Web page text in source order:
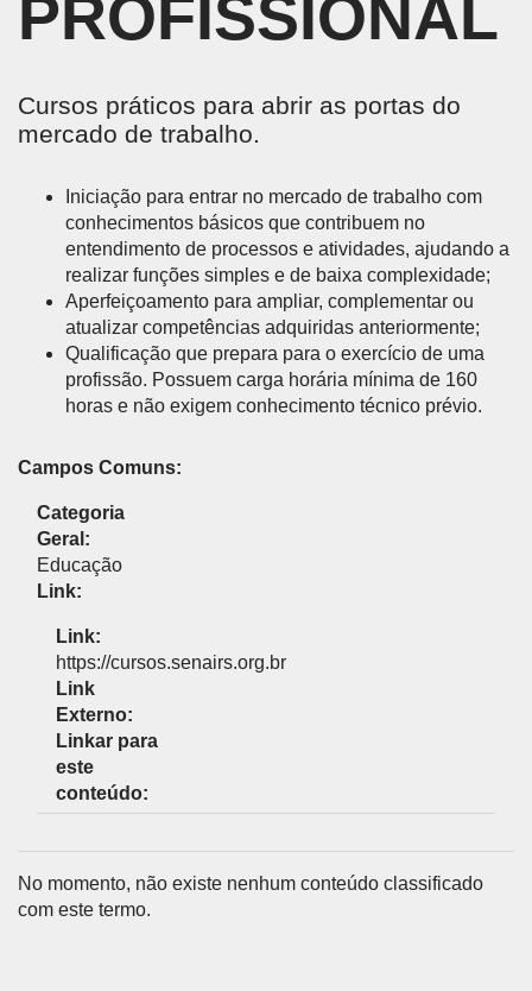
PROFISSIONAL
Cursos práticos para abrir as portas do
mercado de trabalho.
Iniciação para entrar no mercado de trabalho com
conhecimentos básicos que contribuem no
entendimento de processos e atividades, ajudando a
realizar funções simples e de baixa complexidade;
Aperfeiçoamento para ampliar, complementar ou
atualizar competências adquiridas anteriormente;
Qualificação que prepara para o exercício de uma
profissão. Possuem carga horária mínima de 160
horas e não exigem conhecimento técnico prévio.
Campos Comuns:
Categoria
Geral:
Educação
Link:
Link:
https://cursos.senairs.org.br
Link
Externo:
Linkar para
este
conteúdo:
No momento, não existe nenhum conteúdo classificado
com este termo.